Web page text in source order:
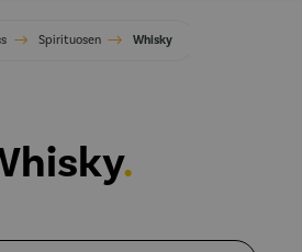
Spirituosen Whisky
.